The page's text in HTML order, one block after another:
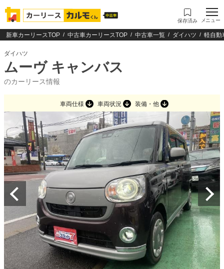
保存済み メニュー
新車カーリースTOP 中古車カーリースTOP 中古車一覧 ダイハツ 軽自動
ダイハツ
ムーヴ キャンバス
のカーリース情報
車両仕様 車両状況 装備・他